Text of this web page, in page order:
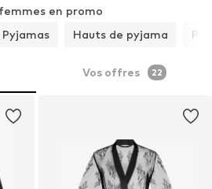
en promo
Pyjamas Hauts de pyjama
Vos offres 22